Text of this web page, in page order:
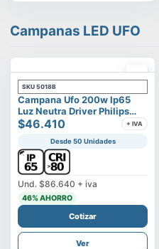
Campanas LED UFO
SKU 5018B
Campana Ufo 200w Ip65
Luz Neutra Driver Philips
Modelo Eltanin
$46.410 + IVA
Desde 50 Unidades
Und. $86.640 + iva
46% AHORRO
Cotizar
Ver